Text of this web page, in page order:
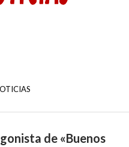
de «Buenos